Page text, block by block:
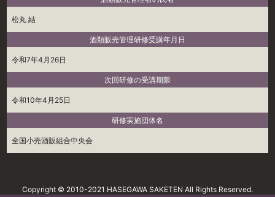
松丸 結
酒類販売管理研修受講年月日
令和7年4月26日
次回研修の受講期限
令和10年4月25日
研修実施団体名
全国小売酒販組合中央会
Copyright © 2010-2021 HASEGAWA SAKETEN All Rights Reserved.